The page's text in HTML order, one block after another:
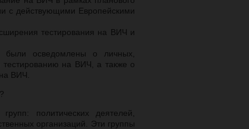
с действующими Европейскими
тестирования на ВИЧ и
были осведомлены о личных,
тестированию на ВИЧ, а также о
ВИЧ.
политических деятелей,
организаций. Эти группы